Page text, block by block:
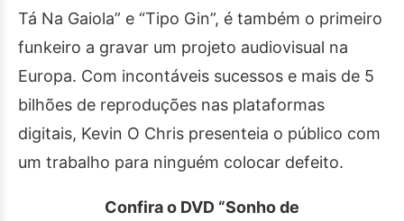
Tá Na Gaiola” e “Tipo Gin”, é também o primeiro
funkeiro a gravar um projeto audiovisual na
Europa. Com incontáveis sucessos e mais de 5
bilhões de reproduções nas plataformas
digitais, Kevin O Chris presenteia o público com
um trabalho para ninguém colocar defeito.
Confira o DVD “Sonho de